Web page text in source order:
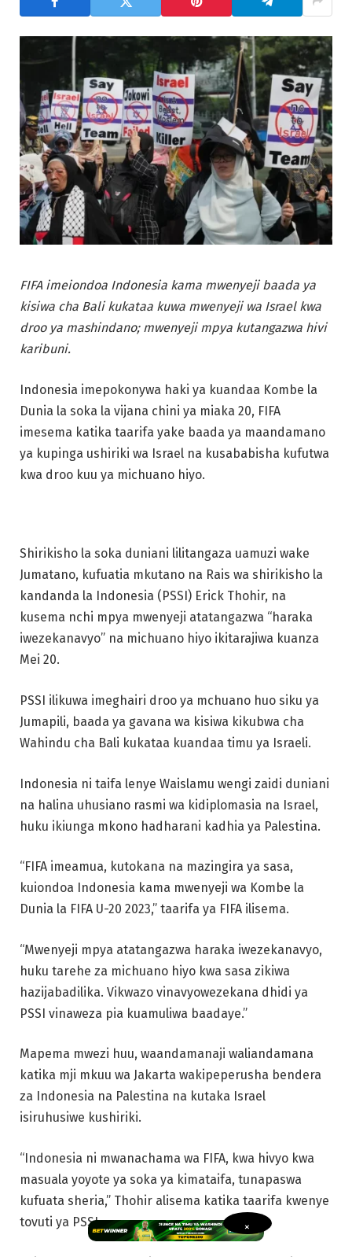
FIFA imeiondoa Indonesia kama mwenyeji baada ya
kisiwa cha Bali kukataa kuwa mwenyeji wa Israel kwa
droo ya mashindano; mwenyeji mpya kutangazwa hivi
karibuni.
Indonesia imepokonywa haki ya kuandaa Kombe la
Dunia la soka la vijana chini ya miaka 20, FIFA
imesema katika taarifa yake baada ya maandamano
ya kupinga ushiriki wa Israel na kusababisha kufutwa
kwa droo kuu ya michuano hiyo.
Shirikisho la soka duniani lilitangaza uamuzi wake
Jumatano, kufuatia mkutano na Rais wa shirikisho la
kandanda la Indonesia (PSSI) Erick Thohir, na
kusema nchi mpya mwenyeji atatangazwa “haraka
iwezekanavyo” na michuano hiyo ikitarajiwa kuanza
Mei 20.
PSSI ilikuwa imeghairi droo ya mchuano huo siku ya
Jumapili, baada ya gavana wa kisiwa kikubwa cha
Wahindu cha Bali kukataa kuandaa timu ya Israeli.
Indonesia ni taifa lenye Waislamu wengi zaidi duniani
na halina uhusiano rasmi wa kidiplomasia na Israel,
huku ikiunga mkono hadharani kadhia ya Palestina.
“FIFA imeamua, kutokana na mazingira ya sasa,
kuiondoa Indonesia kama mwenyeji wa Kombe la
Dunia la FIFA U-20 2023,” taarifa ya FIFA ilisema.
“Mwenyeji mpya atatangazwa haraka iwezekanavyo,
huku tarehe za michuano hiyo kwa sasa zikiwa
hazijabadilika. Vikwazo vinavyowezekana dhidi ya
PSSI vinaweza pia kuamuliwa baadaye.”
Mapema mwezi huu, waandamanaji waliandamana
katika mji mkuu wa Jakarta wakipeperusha bendera
za Indonesia na Palestina na kutaka Israel
isiruhusiwe kushiriki.
“Indonesia ni mwanachama wa FIFA, kwa hivyo kwa
masuala yoyote ya soka ya kimataifa, tunapaswa
kufuata sheria,” Thohir alisema katika taarifa kwenye
tovuti ya PSSI.
×